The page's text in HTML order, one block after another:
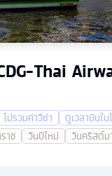
Thai
ไม่รวมค่าวีซ่า
ดูเวลาบินใ
าช วันปีใหม่ วันคริสต์ม